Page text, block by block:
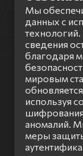
Мы
данных с
сведения
благодаря
мировым
используя
аномалий.
меры